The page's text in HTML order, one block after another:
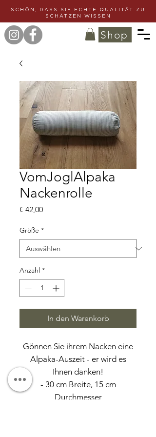
SCHÖN, DASS SIE ECHTE QUALITÄT ZU
SCHÄTZEN WISSEN
Shop
VomJoglAlpaka
Nackenrolle
€ 42,00Preis
Größe *
Anzahl *
In den Warenkorb
Gönnen Sie ihrem Nacken eine
Alpaka-Auszeit - er wird es
Ihnen danken!
- 30 cm Breite, 15 cm
Durchmesser